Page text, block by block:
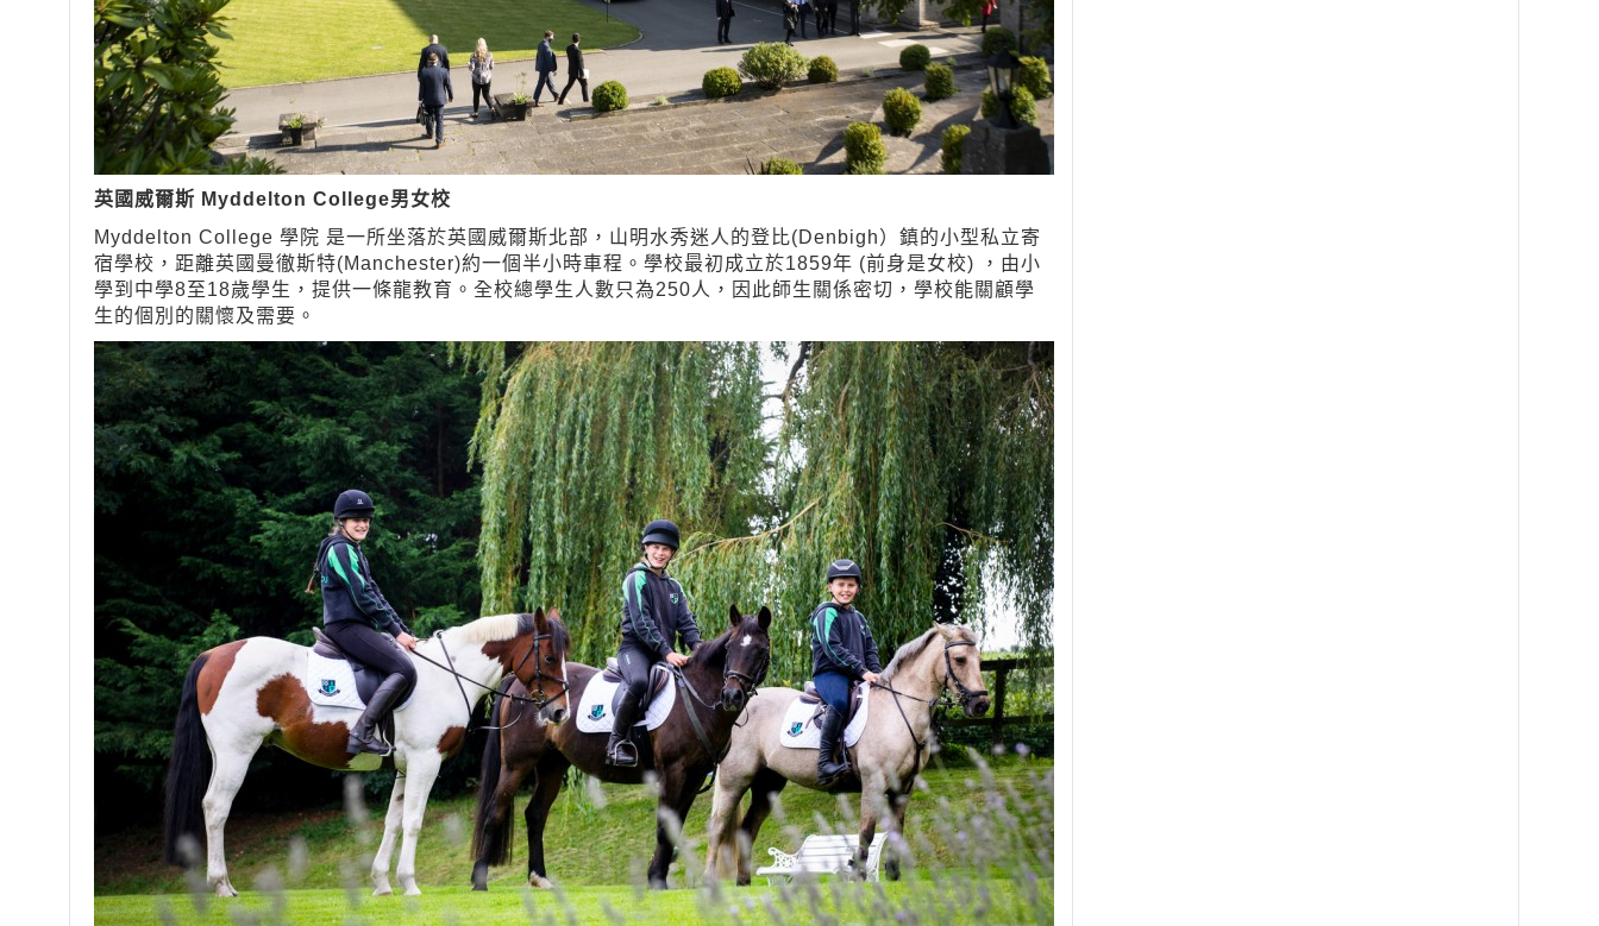
英國威爾斯 Myddelton College男女校
Myddelton College 學院 是一所坐落於英國威爾斯北部，山明水秀迷人的登比(Denbigh）鎮的小型私立寄
宿學校，距離英國曼徹斯特(Manchester)約一個半小時車程。學校最初成立於1859年 (前身是女校) ，由小
學到中學8至18歲學生，提供一條龍教育。全校總學生人數只為250人，因此師生關係密切，學校能關顧學
生的個別的關懷及需要。